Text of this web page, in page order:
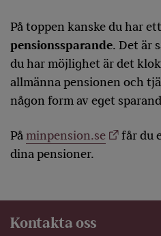
På toppen kanske du har ett
pensionssparande. Det är
du har möjlighet är det
allmänna pensionen och
någon form av eget
På minpension.se
får du
dina pensioner.
Kontakta oss